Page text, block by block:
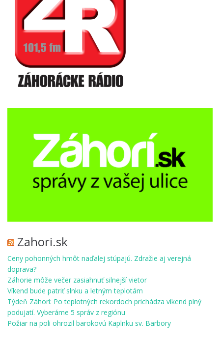
Zahori.sk
Ceny pohonných hmôt naďalej stúpajú. Zdražie aj verejná
doprava?
Záhorie môže večer zasiahnuť silnejší vietor
Víkend bude patriť slnku a letným teplotám
Týdeň Záhorí: Po teplotných rekordoch prichádza víkend plný
podujatí. Vyberáme 5 správ z regiónu
Požiar na poli ohrozil barokovú Kaplnku sv. Barbory